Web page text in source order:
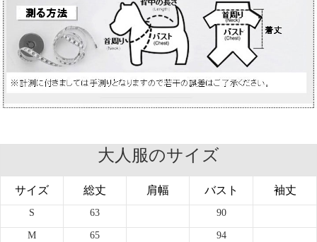
大人服のサイズ
サイズ 総丈 肩幅 バスト 袖丈
S 63 90
M 65 94